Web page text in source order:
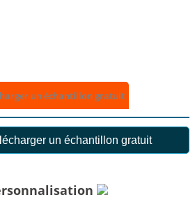
un échantillon gratuit
un échantillon gratuit